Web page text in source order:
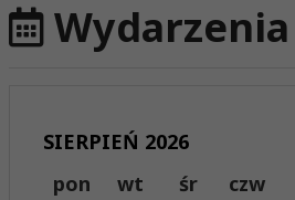
Wydarzenia
SIERPIEŃ 2026
pon
wt śr czw